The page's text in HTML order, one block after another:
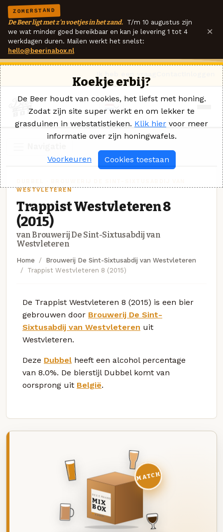
ZOMERSTAND
De Beer ligt met z'n voetjes in het zand. T/m 10 augustus zijn
we wat minder goed bereikbaar en kan je levering 1 tot 4
werkdagen duren. Mailen werkt het snelst:
hello@beerinabox.nl
×
WESTVLETEREN
Trappist Westvleteren 8
(2015)
van Brouwerij De Sint-Sixtusabdij van
Westvleteren
Home
Brouwerij De Sint-Sixtusabdij van Westvleteren
Trappist Westvleteren 8 (2015)
De Trappist Westvleteren 8 (2015) is een bier
gebrouwen door Brouwerij De Sint-
Sixtusabdij van Westvleteren uit
Westvleteren.
Deze Dubbel heeft een alcohol percentage
van 8.0%. De bierstijl Dubbel komt van
oorsprong uit België.
DEZE MAAND
MIX
BOX
8 BIEREN
MATCH
Koekje erbij?
De Beer houdt van cookies, het liefst met honing.
Zodat zijn site super werkt en om lekker te
grasduinen in webstatistieken. Klik hier voor meer
informatie over zijn honingwafels.
Voorkeuren Cookies toestaan